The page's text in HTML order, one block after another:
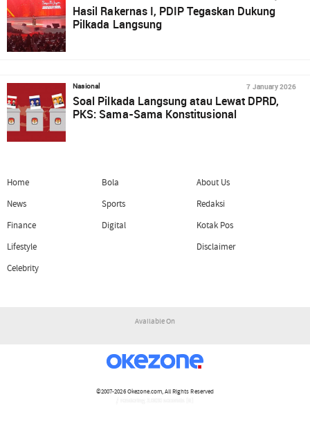
Hasil Rakernas I, PDIP Tegaskan Dukung
Pilkada Langsung
Nasional 7 January 2026
Soal Pilkada Langsung atau Lewat DPRD,
PKS: Sama-Sama Konstitusional
Home
News
Finance
Lifestyle
Celebrity
Bola
Sports
Digital
About Us
Redaksi
Kotak Pos
Disclaimer
Available On
©2007-2026Okezone.com, All Rights Reserved